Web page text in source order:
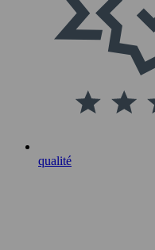
qualité